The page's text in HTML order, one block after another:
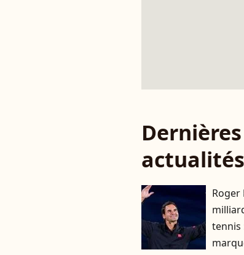
Dernières
actualités
Roger
tennis